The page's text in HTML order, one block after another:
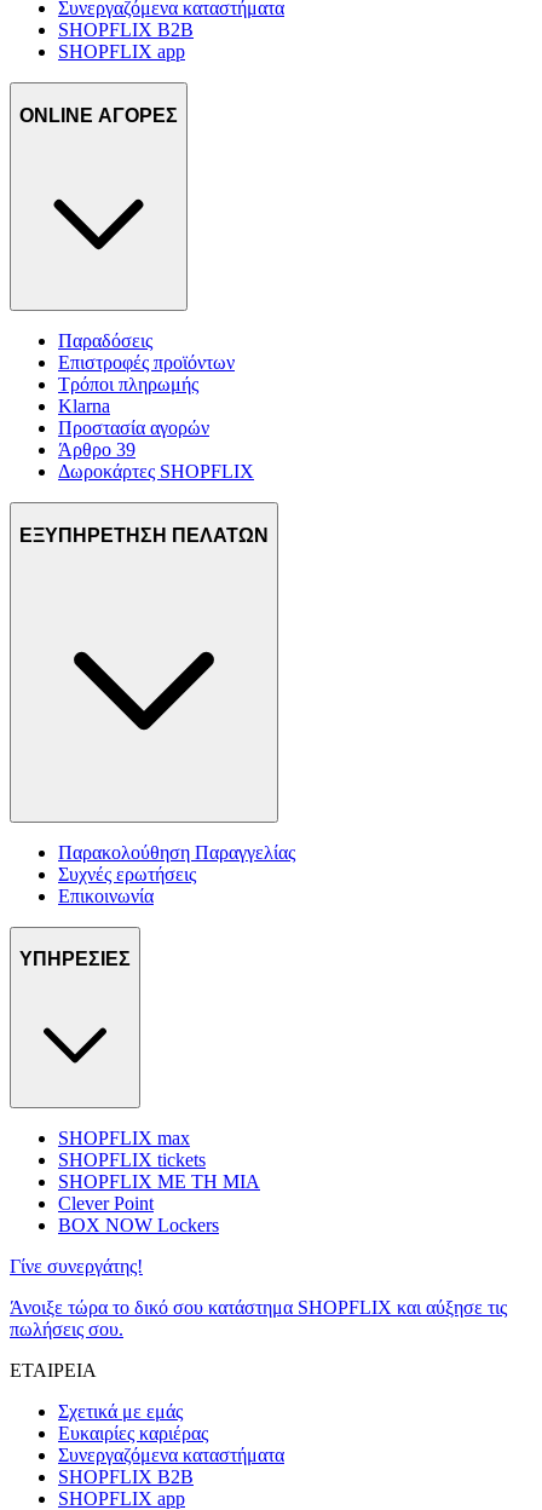
Συνεργαζόμενα καταστήματα
SHOPFLIX B2B
SHOPFLIX app
ONLINE ΑΓΟΡΕΣ
Παραδόσεις
Επιστροφές προϊόντων
Τρόποι πληρωμής
Klarna
Προστασία αγορών
Άρθρο 39
Δωροκάρτες SHOPFLIX
ΕΞΥΠΗΡΕΤΗΣΗ ΠΕΛΑΤΩΝ
Παρακολούθηση Παραγγελίας
Συχνές ερωτήσεις
Επικοινωνία
ΥΠΗΡΕΣΙΕΣ
SHOPFLIX max
SHOPFLIX tickets
SHOPFLIX ΜΕ ΤΗ ΜΙΑ
Clever Point
BOX NOW Lockers
Γίνε συνεργάτης!
Άνοιξε τώρα το δικό σου κατάστημα SHOPFLIX και αύξησε τις
πωλήσεις σου.
ΕΤΑΙΡΕΙΑ
Σχετικά με εμάς
Ευκαιρίες καριέρας
Συνεργαζόμενα καταστήματα
SHOPFLIX B2B
SHOPFLIX app